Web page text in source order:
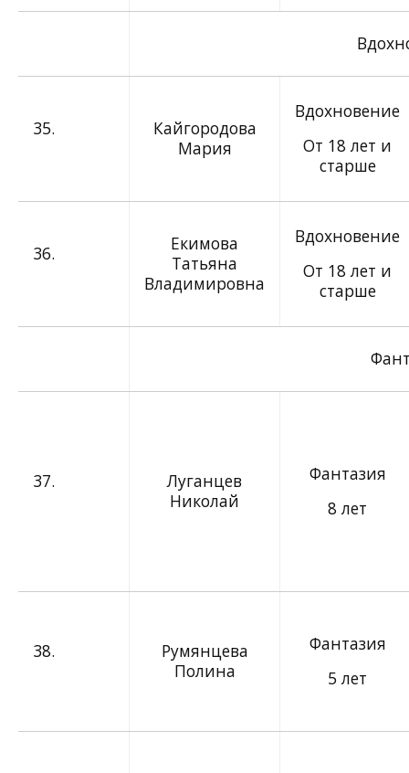
35.
Кайгородова
Мария
Вдохновение
От 18 лет и
старше
36.
Екимова
Татьяна
Владимировна
Вдохновение
От 18 лет и
старше
37.
Луганцев
Николай
Фантазия
8 лет
38.
Румянцева
Полина
Фантазия
5 лет